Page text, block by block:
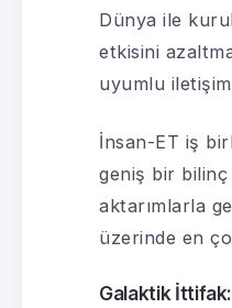
Dünya ile
etkisini
uyumlu iletişim
İnsan-ET iş
geniş bir
aktarımlarla
üzerinde en
Galaktik İttifak: